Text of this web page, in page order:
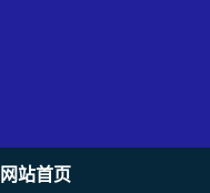
网站首页